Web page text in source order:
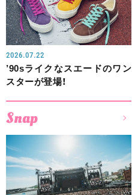
2026.07.22
’90sライクなスエードのワン
スターが登場！
Snap